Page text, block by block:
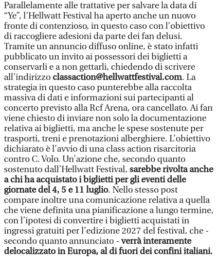
Parallelamente alle trattative per salvare la data di
“Ye”, l’Hellwatt Festival ha aperto anche un nuovo
fronte di contenzioso, in questo caso con l’obiettivo
di raccogliere adesioni da parte dei fan delusi.
Tramite un annuncio diffuso online, è stato infatti
pubblicato un invito ai possessori dei biglietti a
conservarli e a non gettarli, chiedendo di scrivere
all’indirizzo classaction@hellwattfestival.com. La
strategia in questo caso punterebbe alla raccolta
massiva di dati e informazioni sui partecipanti al
concerto previsto alla Rcf Arena, ora cancellato. Ai fan
viene chiesto di inviare non solo la documentazione
relativa ai biglietti, ma anche le spese sostenute per
trasporti, treni e prenotazioni alberghiere. L’obiettivo
dichiarato è l’avvio di una class action risarcitoria
contro C. Volo. Un’azione che, secondo quanto
sostenuto dall’Hellwatt Festival, sarebbe rivolta anche
a chi ha acquistato i biglietti per gli eventi delle
giornate del 4, 5 e 11 luglio. Nello stesso post
compare inoltre una comunicazione relativa a quella
che viene definita una pianificazione a lungo termine,
con l’ipotesi di convertire i biglietti acquistati in
ingressi gratuiti per l’edizione 2027 del festival, che -
secondo quanto annunciato - verrà interamente
delocalizzato in Europa, al di fuori dei confini italiani.